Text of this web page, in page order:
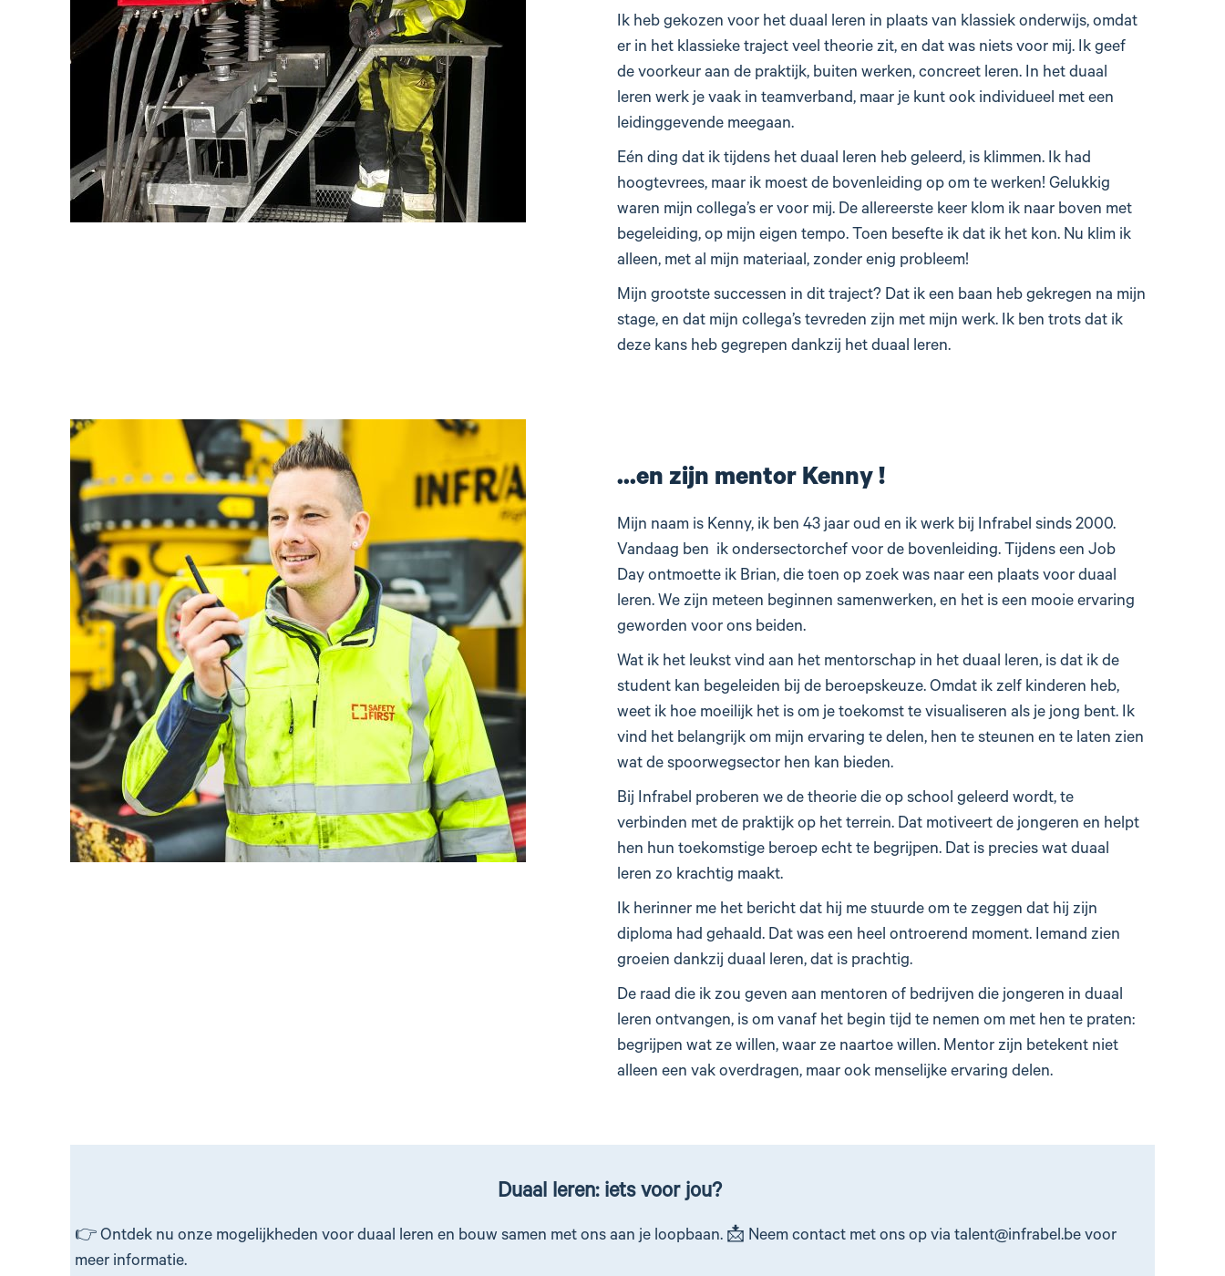
Ik heb gekozen voor het duaal leren in plaats van klassiek onderwijs, omdat
er in het klassieke traject veel theorie zit, en dat was niets voor mij. Ik geef
de voorkeur aan de praktijk, buiten werken, concreet leren. In het duaal
leren werk je vaak in teamverband, maar je kunt ook individueel met een
leidinggevende meegaan.
Eén ding dat ik tijdens het duaal leren heb geleerd, is klimmen. Ik had
hoogtevrees, maar ik moest de bovenleiding op om te werken! Gelukkig
waren mijn collega’s er voor mij. De allereerste keer klom ik naar boven met
begeleiding, op mijn eigen tempo. Toen besefte ik dat ik het kon. Nu klim ik
alleen, met al mijn materiaal, zonder enig probleem!
Mijn grootste successen in dit traject? Dat ik een baan heb gekregen na mijn
stage, en dat mijn collega’s tevreden zijn met mijn werk. Ik ben trots dat ik
deze kans heb gegrepen dankzij het duaal leren.
...en zijn mentor Kenny !
Mijn naam is Kenny, ik ben 43 jaar oud en ik werk bij Infrabel sinds 2000.
Vandaag ben ik ondersectorchef voor de bovenleiding. Tijdens een Job
Day ontmoette ik Brian, die toen op zoek was naar een plaats voor duaal
leren. We zijn meteen beginnen samenwerken, en het is een mooie ervaring
geworden voor ons beiden.
Wat ik het leukst vind aan het mentorschap in het duaal leren, is dat ik de
student kan begeleiden bij de beroepskeuze. Omdat ik zelf kinderen heb,
weet ik hoe moeilijk het is om je toekomst te visualiseren als je jong bent. Ik
vind het belangrijk om mijn ervaring te delen, hen te steunen en te laten zien
wat de spoorwegsector hen kan bieden.
Bij Infrabel proberen we de theorie die op school geleerd wordt, te
verbinden met de praktijk op het terrein. Dat motiveert de jongeren en helpt
hen hun toekomstige beroep echt te begrijpen. Dat is precies wat duaal
leren zo krachtig maakt.
Ik herinner me het bericht dat hij me stuurde om te zeggen dat hij zijn
diploma had gehaald. Dat was een heel ontroerend moment. Iemand zien
groeien dankzij duaal leren, dat is prachtig.
De raad die ik zou geven aan mentoren of bedrijven die jongeren in duaal
leren ontvangen, is om vanaf het begin tijd te nemen om met hen te praten:
begrijpen wat ze willen, waar ze naartoe willen. Mentor zijn betekent niet
alleen een vak overdragen, maar ook menselijke ervaring delen.
Duaal leren: iets voor jou?
👉 Ontdek nu onze mogelijkheden voor duaal leren en bouw samen met ons aan je loopbaan. 📩 Neem contact met ons op via talent@infrabel.be voor
meer informatie.